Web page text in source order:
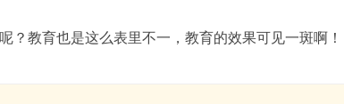
？教育也是这么表里不一，教育的效果可见一斑啊！